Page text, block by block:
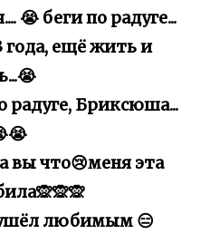
😭 беги по радуге...
года, ещё жить и
радуге, Бриксюша...
вы что😢меня эта
любимым 😑